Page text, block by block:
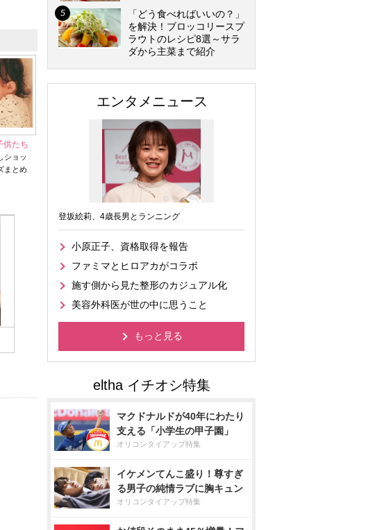
供たち
ショッ
まとめ
「どう食べればいいの？」
を解決！ブロッコリースプ
ラウトのレシピ8選～サラ
ダから主菜まで紹介
エンタメニュース
登坂絵莉、4歳長男とランニング
小原正子、資格取得を報告
ファミマとヒロアカがコラボ
施す側から見た整形のカジュアル化
美容外科医が世の中に思うこと
もっと見る
マクドナルドが40年にわたり
支える「小学生の甲子園」
オリコンタイアップ特集
イケメンてんこ盛り！尊すぎ
る男子の純情ラブに胸キュン
オリコンタイアップ特集